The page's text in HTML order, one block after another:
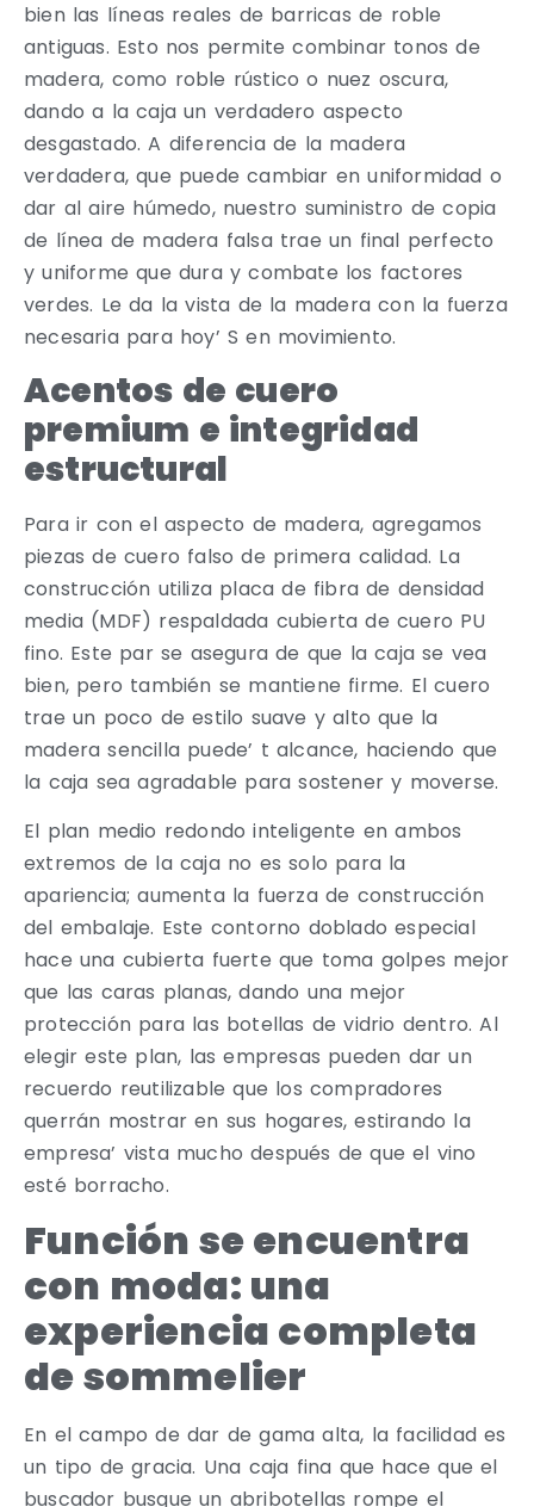
bien las líneas reales de barricas de roble
antiguas. Esto nos permite combinar tonos de
madera, como roble rústico o nuez oscura,
dando a la caja un verdadero aspecto
desgastado. A diferencia de la madera
verdadera, que puede cambiar en uniformidad o
dar al aire húmedo, nuestro suministro de copia
de línea de madera falsa trae un final perfecto
y uniforme que dura y combate los factores
verdes. Le da la vista de la madera con la fuerza
necesaria para hoy’ S en movimiento.
Acentos de cuero
premium e integridad
estructural
Para ir con el aspecto de madera, agregamos
piezas de cuero falso de primera calidad. La
construcción utiliza placa de fibra de densidad
media (MDF) respaldada cubierta de cuero PU
fino. Este par se asegura de que la caja se vea
bien, pero también se mantiene firme. El cuero
trae un poco de estilo suave y alto que la
madera sencilla puede’ t alcance, haciendo que
la caja sea agradable para sostener y moverse.
El plan medio redondo inteligente en ambos
extremos de la caja no es solo para la
apariencia; aumenta la fuerza de construcción
del embalaje. Este contorno doblado especial
hace una cubierta fuerte que toma golpes mejor
que las caras planas, dando una mejor
protección para las botellas de vidrio dentro. Al
elegir este plan, las empresas pueden dar un
recuerdo reutilizable que los compradores
querrán mostrar en sus hogares, estirando la
empresa’ vista mucho después de que el vino
esté borracho.
Función se encuentra
con moda: una
experiencia completa
de sommelier
En el campo de dar de gama alta, la facilidad es
un tipo de gracia. Una caja fina que hace que el
buscador busque un abribotellas rompe el